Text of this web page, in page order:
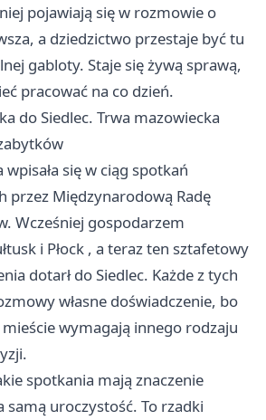
pojawiają się w rozmowie o
a dziedzictwo przestaje być tu
gabloty. Staje się żywą sprawą,
pracować na co dzień.
do Siedlec. Trwa mazowiecka
się w ciąg spotkań
przez Międzynarodową Radę
Wcześniej gospodarzem
i Płock , a teraz ten sztafetowy
dotarł do Siedlec. Każde z tych
własne doświadczenie, bo
wymagają innego rodzaju
spotkania mają znaczenie
samą uroczystość. To rzadki